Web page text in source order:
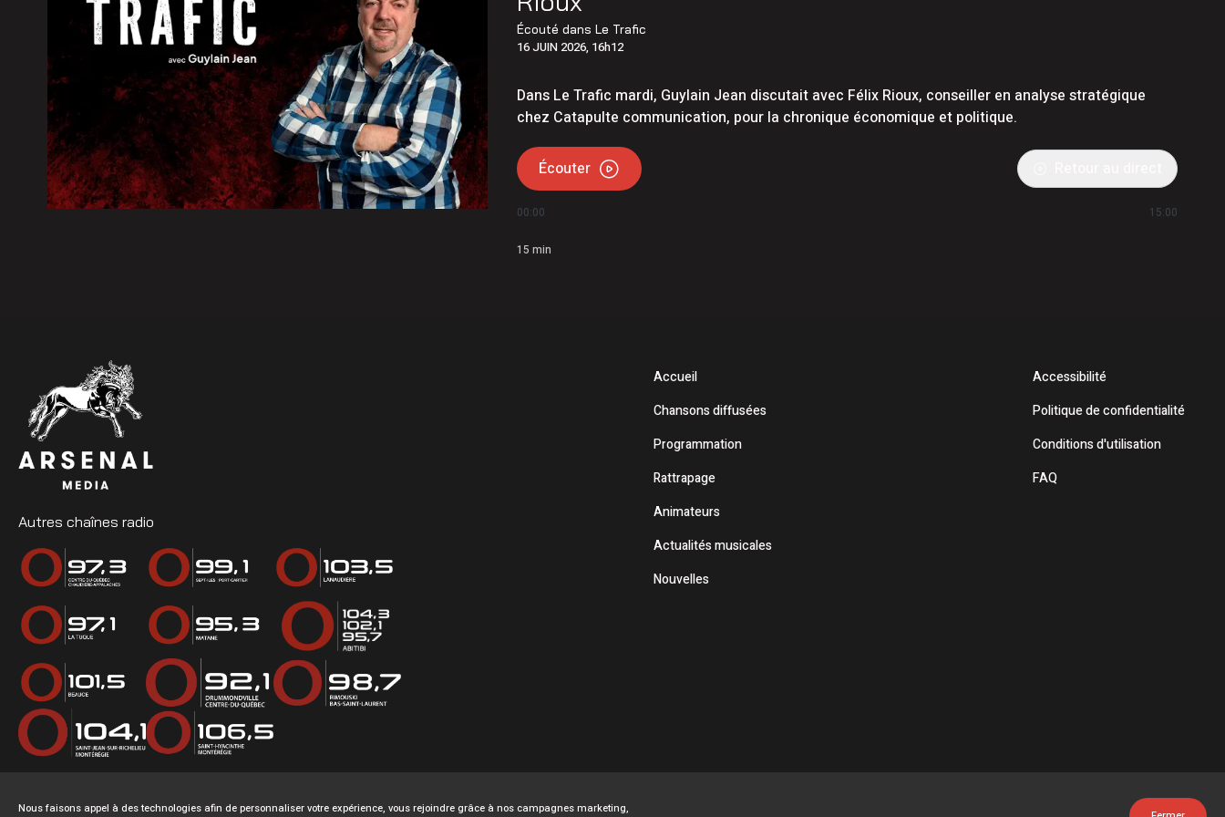
5 août 2026|Élections 2026: le Parti québécois conserve son avance dans les intentions de vote
5 août 2026 |Travaux d’asphaltage sur la route 296 à Lac-des-Aigles
Écouté dansLe Trafic
16 JUIN 2026, 16h12
Dans Le Trafic mardi, Guylain Jean discutait avec Félix Rioux, conseiller en analyse stratégique
chez Catapulte communication, pour la chronique économique et politique.
Écouter
00:00 15:00
15 min
Autres chaînes radio
Accueil
Chansons diffusées
Programmation
Rattrapage
Animateurs
Actualités musicales
Nouvelles
Accessibilité
Politique de confidentialité
Conditions d'utilisation
FAQ
Nous faisons appel à des technologies afin de personnaliser votre expérience, vous rejoindre grâce à nos campagnes marketing,